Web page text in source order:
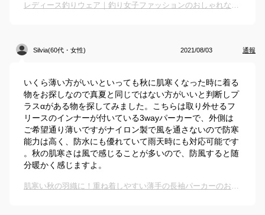
レディース釣りウェア｜釣り女子ファッションのおしゃれな服装で人気のアウターのおすすめは？
Silvia(60代・女性) 2021/08/03 通報
いくら薄い方がいいといっても秋に肌寒くなった時に着る
物をお探しなので真夏と同じではない方がいいと判断しプ
ラスαがある物を探してみました。こちらは取り外せるフ
リースのインナーが付いている3wayパーカーで、外側は
ご希望通り薄いですがナイロン製で風を通さないので防寒
能力は高く、防水にも優れていて雨天時にも対応可能です
。秋の肌寒さは風で感じることが多いので、防風すると随
分暖かく感じますよ。
肌寒い秋の羽織に！重ね着しやすい薄手の長袖パーカーのおすすめは？